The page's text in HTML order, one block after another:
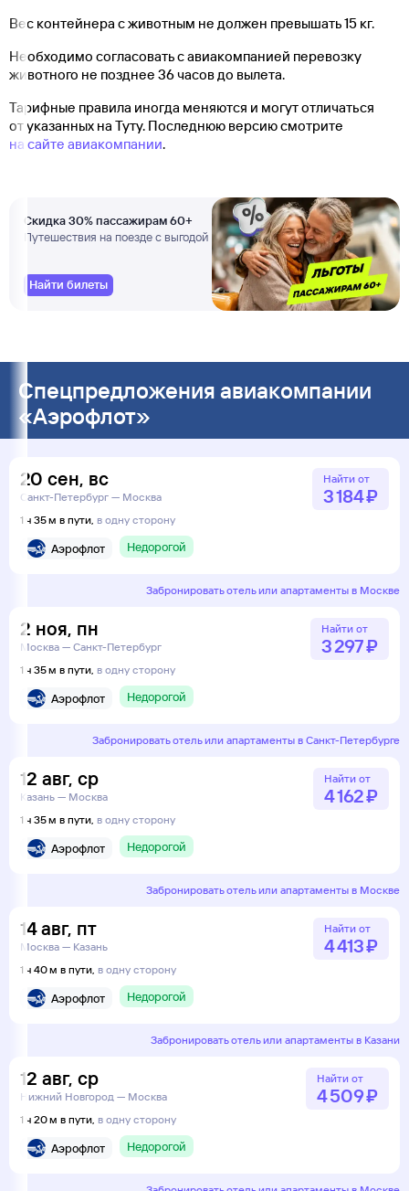
Вес контейнера с животным не должен превышать 15 кг.
Необходимо согласовать с авиакомпанией перевозку
животного не позднее 36 часов до вылета.
Тарифные правила иногда меняются и могут отличаться
от указанных на Туту. Последнюю версию смотрите
на сайте авиакомпании.
Скидка 30% пассажирам 60+
Путешествия на поезде с выгодой
Найти билеты
Спецпредложения авиакомпании
«Аэрофлот»
20 сен, вс
Санкт-Петербург — Москва
1 ч 35 м в пути, в одну сторону
Аэрофлот Недорогой
Найти от
3 ⁠184 ⁠₽
Забронировать отель или апартаменты в Москве
2 ноя, пн
Москва — Санкт-Петербург
1 ч 35 м в пути, в одну сторону
Аэрофлот Недорогой
Найти от
3 ⁠297 ⁠₽
Забронировать отель или апартаменты в Санкт-Петербурге
12 авг, ср
Казань — Москва
1 ч 35 м в пути, в одну сторону
Аэрофлот Недорогой
Найти от
4 ⁠162 ⁠₽
Забронировать отель или апартаменты в Москве
14 авг, пт
Москва — Казань
1 ч 40 м в пути, в одну сторону
Аэрофлот Недорогой
Найти от
4 ⁠413 ⁠₽
Забронировать отель или апартаменты в Казани
12 авг, ср
Нижний Новгород — Москва
1 ч 20 м в пути, в одну сторону
Аэрофлот Недорогой
Найти от
4 ⁠509 ⁠₽